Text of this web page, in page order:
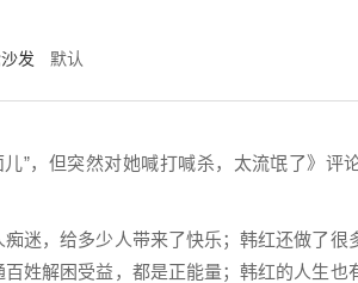
发 默认
”，但突然对她喊打喊杀，太流氓了》评
迷，给多少人带来了快乐；韩红还做了很
姓解困受益，都是正能量；韩红的人生也